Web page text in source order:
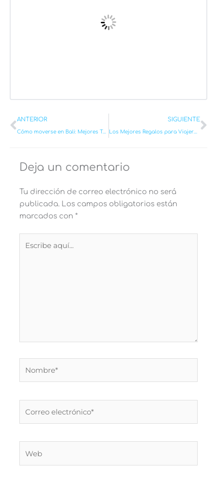
Ant
ANTERIOR
Cómo moverse en Bali: Mejores Transportes, Consejos y Precios [2026]
SIGUIENTE
Los Mejores Regalos para Viajeros: ¡Sorprende estas Navidades!
Deja un comentario
Tu dirección de correo electrónico no será
publicada. Los campos obligatorios están
marcados con *